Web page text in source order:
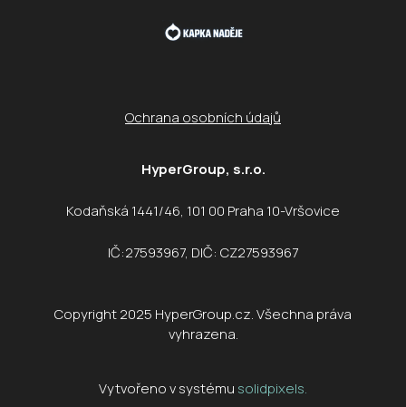
Ochrana osobních údajů
HyperGroup, s.r.o.
Kodaňská 1441/46, 101 00 Praha 10-Vršovice
IČ:27593967, DIČ: CZ27593967
Copyright 2025 HyperGroup.cz. Všechna práva
vyhrazena.
Vytvořeno v systému solidpixels.